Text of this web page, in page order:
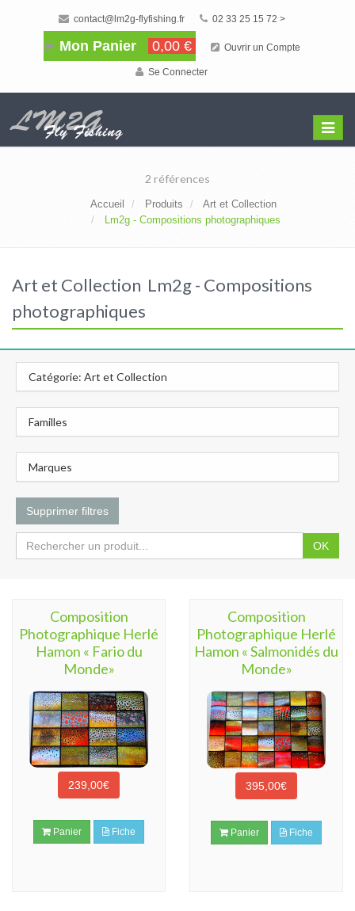
contact@lm2g-flyfishing.fr 02 33 25 15 72 >
Mon Panier 0,00 € Ouvrir un Compte
Se Connecter
Menu
2 références
Accueil Produits
Art et Collection
Lm2g - Compositions photographiques
Art et Collection Lm2g - Compositions
photographiques
Catégorie: Art et Collection
Familles
Marques
Supprimer filtres
OK
Composition
Photographique Herlé
Hamon « Fario du
Monde»
239,00€
Panier Fiche
Composition
Photographique Herlé
Hamon « Salmonidés du
Monde»
395,00€
Panier Fiche